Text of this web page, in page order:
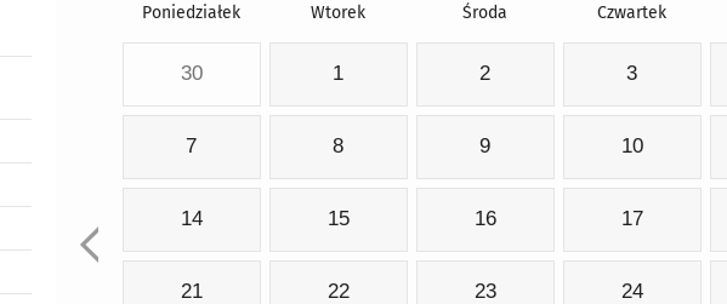
Poniedziałek Wtorek Środa Czwartek
30 1 2 3
7 8 9 10
14 15 16 17
21 22 23 24